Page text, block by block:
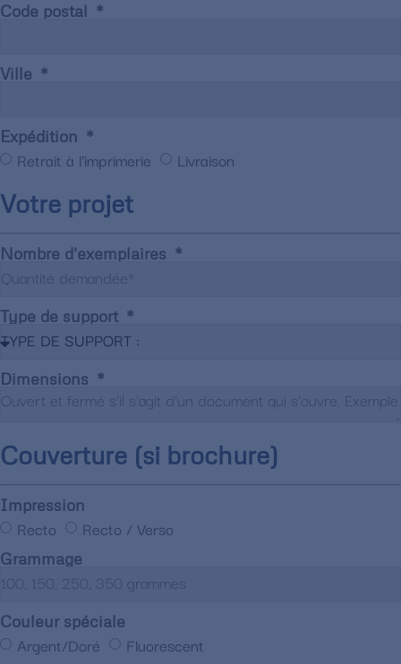
Code postal
Ville
Expédition
Retrait à l'imprimerie Livraison
Votre projet
Nombre d'exemplaires
Type de support
Dimensions
Couverture (si brochure)
Impression
Recto Recto / Verso
Grammage
Couleur spéciale
Argent/Doré Fluorescent